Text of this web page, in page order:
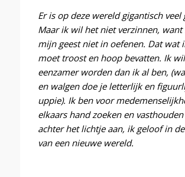
Er is op deze wereld gigantisch veel
Maar ik wil het niet verzinnen,
mijn geest niet in oefenen. Dat wat
moet troost en hoop bevatten. Ik
eenzamer worden dan ik al ben,
en walgen doe je letterlijk en
uppie). Ik ben voor
elkaars hand zoeken en
achter het lichtje aan, ik geloof in
van een nieuwe wereld.